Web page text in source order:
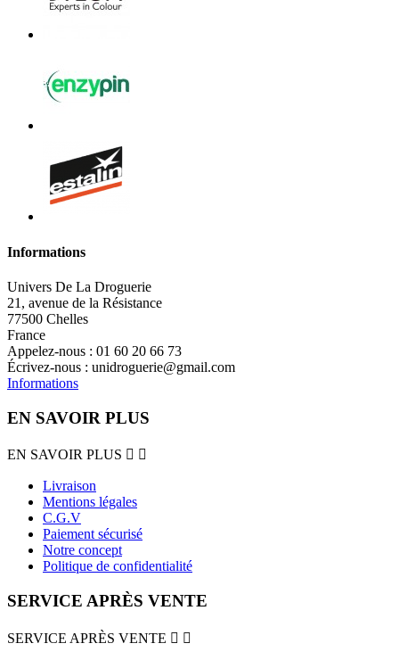
Informations
Univers De La Droguerie
21, avenue de la Résistance
77500 Chelles
France
Appelez-nous : 01 60 20 66 73
Écrivez-nous : unidroguerie@gmail.com
Informations
EN SAVOIR PLUS
EN SAVOIR PLUS  
Livraison
Mentions légales
C.G.V
Paiement sécurisé
Notre concept
Politique de confidentialité
SERVICE APRÈS VENTE
SERVICE APRÈS VENTE  